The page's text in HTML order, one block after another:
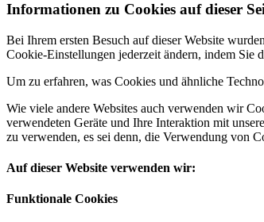
Informationen zu Cookies auf dieser
Bei Ihrem ersten Besuch auf dieser Website
Cookie-Einstellungen jederzeit ändern, indem Sie
Um zu erfahren, was Cookies und ähnliche
Wie viele andere Websites auch verwenden wir
verwendeten Geräte und Ihre Interaktion mit
zu verwenden, es sei denn, die Verwendung von
Auf dieser Website verwenden wir:
Funktionale Cookies